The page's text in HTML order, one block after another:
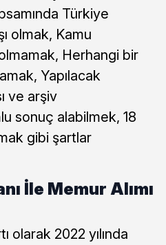
Türkiye
olmak, Kamu
Herhangi bir
Yapılacak
ve arşiv
sonuç alabilmek, 18
gibi şartlar
İle Memur Alımı
olarak 2022 yılında